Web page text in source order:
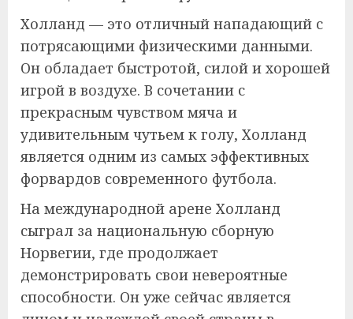
Холланд — это отличный нападающий с
потрясающими физическими данными.
Он обладает быстротой, силой и хорошей
игрой в воздухе. В сочетании с
прекрасным чувством мяча и
удивительным чутьем к голу, Холланд
является одним из самых эффективных
форвардов современного футбола.
На международной арене Холланд
сыграл за национальную сборную
Норвегии, где продолжает
демонстрировать свои невероятные
способности. Он уже сейчас является